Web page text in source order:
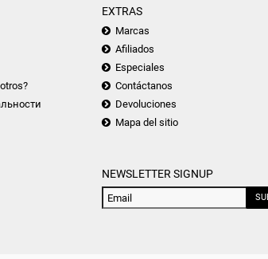
EXTRAS
Marcas
Afiliados
Especiales
Contáctanos
Devoluciones
Mapa del sitio
NEWSLETTER SIGNUP